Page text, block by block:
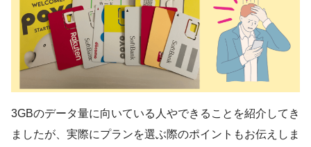
3GBのデータ量に向いている人やできることを紹介してき
ましたが、実際にプランを選ぶ際のポイントもお伝えしま